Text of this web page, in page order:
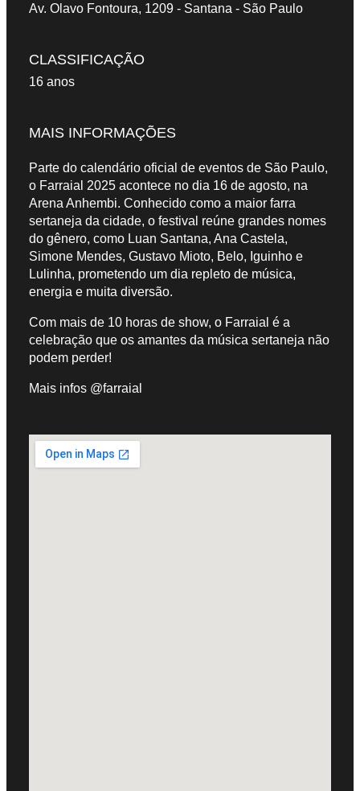
Av. Olavo Fontoura, 1209 - Santana - São Paulo
CLASSIFICAÇÃO
16 anos
MAIS INFORMAÇÕES
Parte do calendário oficial de eventos de São Paulo,
o Farraial 2025 acontece no dia 16 de agosto, na
Arena Anhembi. Conhecido como a maior farra
sertaneja da cidade, o festival reúne grandes nomes
do gênero, como Luan Santana, Ana Castela,
Simone Mendes, Gustavo Mioto, Belo, Iguinho e
Lulinha, prometendo um dia repleto de música,
energia e muita diversão.
Com mais de 10 horas de show, o Farraial é a
celebração que os amantes da música sertaneja não
podem perder!
Mais infos @farraial